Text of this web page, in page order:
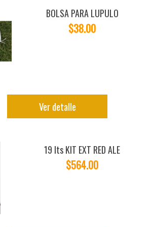
BOLSA PARA LUPULO
$38.00
Ver detalle
19 lts KIT EXT RED ALE
$564.00